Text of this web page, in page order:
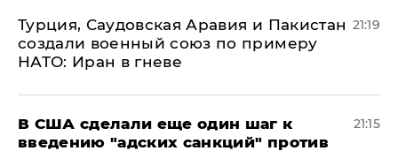
Турция, Саудовская Аравия и Пакистан
создали военный союз по примеру
НАТО: Иран в гневе
21:19
В США сделали еще один шаг к
введению "адских санкций" против
21:15